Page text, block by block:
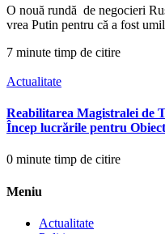
O nouă rundă de negocieri
vrea Putin pentru că a fost
7 minute timp de citire
Actualitate
Reabilitarea Magistralei de
Încep lucrările pentru
0 minute timp de citire
Meniu
Actualitate